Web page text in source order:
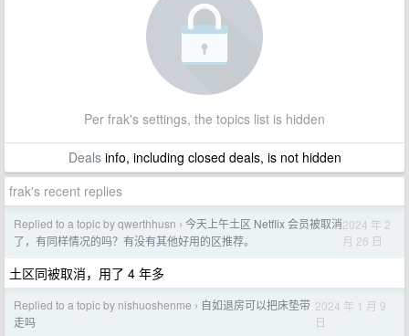
Per frak's settings, the topics list is hidden
Dealsinfo, including closed deals, is not hidden
frak's recent replies
Replied to a topic by qwerthhusn › 今天上午土区 Netflix 会员被取消
了，有同样情况的吗？有没有其他好用的区推荐。
2024 年 2
月 26 日
土区同被取消，用了 4 年多
Replied to a topic by nishuoshenme › 自如退房可以把床垫带
走吗
2024 年 1 月 9
日